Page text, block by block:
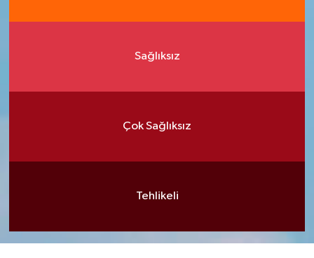
Sağlıksız
Çok Sağlıksız
Tehlikeli